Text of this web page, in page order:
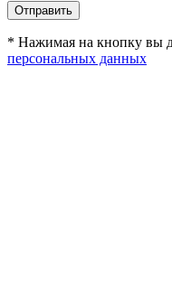
* Нажимая на кнопку вы
персональных данных